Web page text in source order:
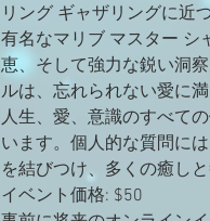
リング ギャザリングに近
有名なマリブ マスター シ
恵、そして強力な鋭い洞
ルは、忘れられない愛に
人生、愛、意識のすべて
います。個人的な質問に
を結びつけ、多くの癒し
イベント価格: $50